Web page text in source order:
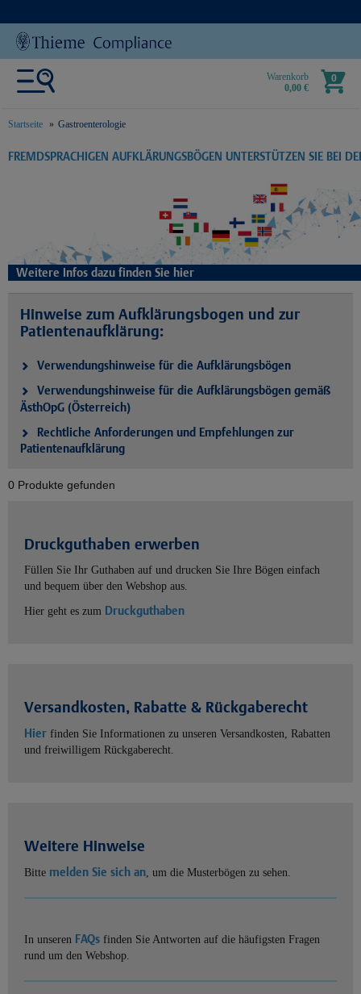
Warenkorb
0,00 €
0
Startseite Gastroenterologie
text.skipToContent
text.skipToNavigation
FREMDSPRACHIGEN AUFKLÄRUNGSBÖGEN UNTERSTÜTZEN SIE BEI
Weitere Infos dazu finden Sie hier
Hinweise zum Aufklärungsbogen und zur
Patientenaufklärung:
Verwendungshinweise für die Aufklärungsbögen
Verwendungshinweise für die Aufklärungsbögen gemäß
ÄsthOpG (Österreich)
Rechtliche Anforderungen und Empfehlungen zur
Patientenaufklärung
0 Produkte gefunden
Druckguthaben erwerben
Füllen Sie Ihr Guthaben auf und drucken Sie Ihre Bögen einfach
und bequem über den Webshop aus.
Hier geht es zum Druckguthaben
Versandkosten, Rabatte & Rückgaberecht
Hier finden Sie Informationen zu unseren Versandkosten, Rabatten
und freiwilligem Rückgaberecht.
Weitere Hinweise
Bitte melden Sie sich an, um die Musterbögen zu sehen.
In unseren FAQs finden Sie Antworten auf die häufigsten Fragen
rund um den Webshop.